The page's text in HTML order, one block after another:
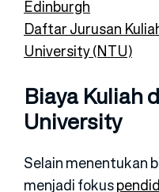
Edinburgh
Daftar Jurusan
University (NTU)
Biaya Kuliah
University
Selain menentukan
menjadi fokus